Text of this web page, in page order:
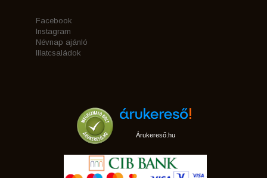
Facebook
Instagram
Névnap ajánló
Illatcsaládok
Árukereső.hu